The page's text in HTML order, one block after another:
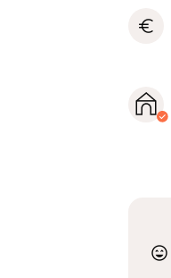
euro
sentiment_very_satisfied